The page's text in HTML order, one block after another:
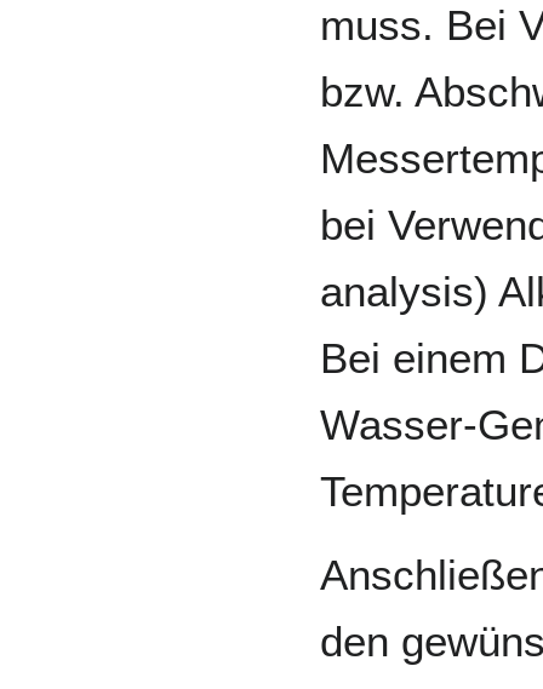
muss. Bei
bzw.
bei
analysis)
Bei einem
Wasser-
den